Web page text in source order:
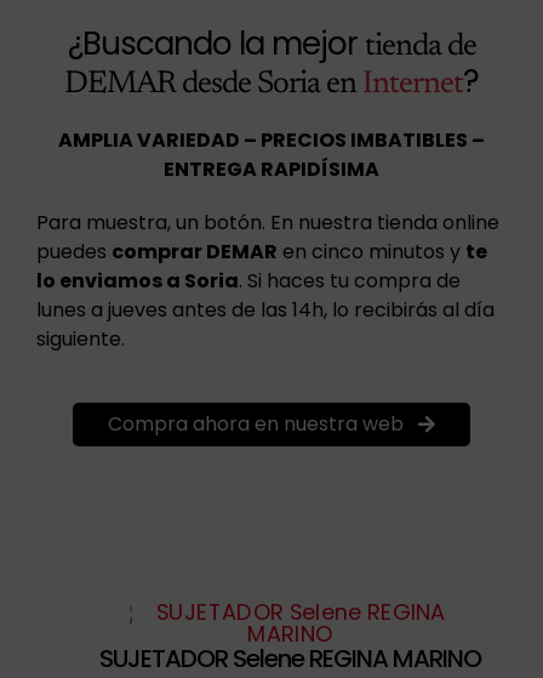
¿Buscando la mejor tienda de
DEMAR desde Soria enInternet?
AMPLIA VARIEDAD – PRECIOS IMBATIBLES –
ENTREGA RAPIDÍSIMA
Para muestra, un botón. En nuestra tienda online
puedes comprar DEMAR en cinco minutos y te
lo enviamos a Soria. Si haces tu compra de
lunes a jueves antes de las 14h, lo recibirás al día
siguiente.
Compra ahora en nuestra web
SUJETADOR Selene REGINA MARINO